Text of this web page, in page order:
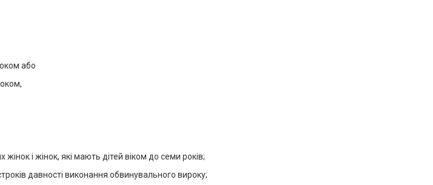
або
і жінок, які мають дітей віком до семи років;
давності виконання обвинувального вироку;